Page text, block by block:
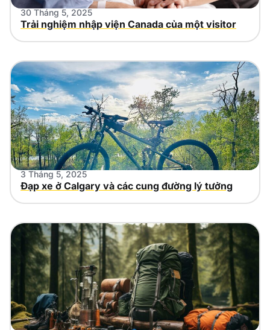
30 Tháng 5, 2025
Trải nghiệm nhập viện Canada của một visitor
3 Tháng 5, 2025
Đạp xe ở Calgary và các cung đường lý tưởng